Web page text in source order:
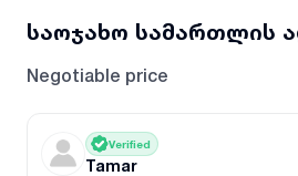
საოჯახო სამართლის
Negotiable price
Verified
Tamar